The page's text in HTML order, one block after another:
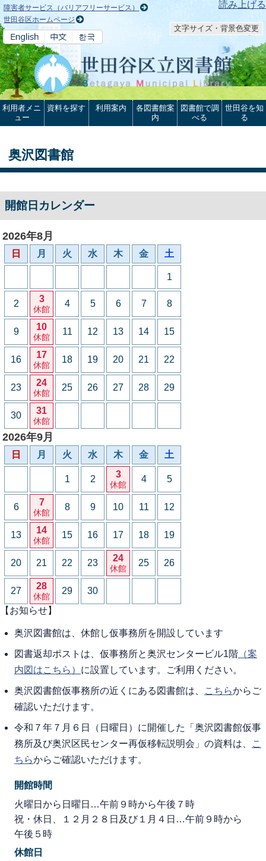
本文へ 読み上げる
障害者サービス（バリアフリーサービス）
世田谷区ホームページ
文字サイズ・背景色変更
利用者メニ
ュー
資料を探す 利用案内
各図書館案
内
図書館で調
べる
世田谷を知
る
奥沢図書館
開館日カレンダー
2026年8月
日 月 火 水 木 金 土
1
2 3
休館
4 5 6 7 8
9 10
休館
11 12 13 14 15
16 17
休館
18 19 20 21 22
23 24
休館
25 26 27 28 29
30 31
休館
2026年9月
日 月 火 水 木 金 土
1 2 3
休館
4 5
6 7
休館
8 9 10 11 12
13 14
休館
15 16 17 18 19
20 21 22 23 24
休館
25 26
27 28
休館
29
30
【お知らせ】
奥沢図書館は、休館し仮事務所を開設しています
図書返却ポストは、仮事務所と奥沢センタービル1階 （案
内図はこちら） に設置しています。ご利用ください。
奥沢図書館仮事務所の近くにある図書館は、 こちらからご
確認いただけます。
令和７年７月６日（日曜日）に開催した「奥沢図書館仮事
務所及び奥沢区民センター再仮移転説明会」の資料は、
こ
ちらからご確認いただけます。
開館時間
火曜日から日曜日…午前９時から午後７時
祝・休日、１２月２８日及び１月４日…午前９時から
午後５時
休館日